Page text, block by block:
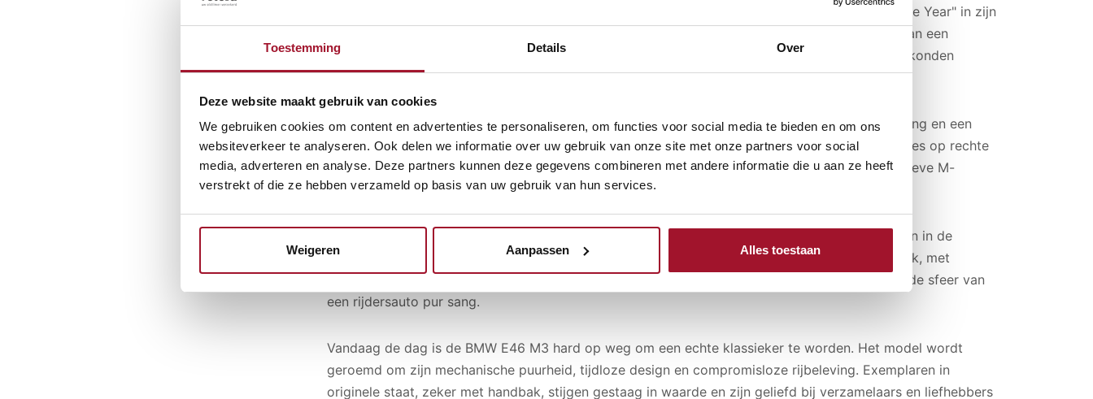
Toestemming Details Over
Deze website maakt gebruik van cookies
We gebruiken cookies om content en advertenties te personaliseren, om functies voor social media te bieden en om ons
websiteverkeer te analyseren. Ook delen we informatie over uw gebruik van onze site met onze partners voor social
media, adverteren en analyse. Deze partners kunnen deze gegevens combineren met andere informatie die u aan ze heeft
verstrekt of die ze hebben verzameld op basis van uw gebruik van hun services.
Weigeren Aanpassen Alles toestaan
verslavende soundtrack. De S54 werd meerdere keren bekroond tot "International Engine of the Year" in zijn
klasse, wat zijn uitzonderlijke technische kwaliteiten onderstreept. De motor was gekoppeld aan een
handgeschakelde zesbak of een geavanceerde SMG-sequentiële transmissie, waarmee rijders konden
genieten van een intense rijervaring.
Het chassis van de E46 M3 was verfijnd en uitgebalanceerd, met een perfecte gewichtsverdeling en een
scherp afgestemde wielophanging. Hierdoor bood de auto niet alleen indrukwekkende prestaties op rechte
stukken, maar ook een messcherp stuurgevoel in bochten. De achterwielaandrijving en het actieve M-
differentieel zorgden voor een speels maar controleerbaar rijgedrag.
Qua design onderscheidde de M3 zich met bredere wielkasten, specifieke bumpers, luchtinlaten in de
voorschermen en de kenmerkende dubbele uitlaat. Het interieur was sportief en luxueus tegelijk, met
optionele sportstoelen, M-specifieke instrumenten en hoogwaardige afwerking. Alles ademde de sfeer van
een rijdersauto pur sang.
Vandaag de dag is de BMW E46 M3 hard op weg om een echte klassieker te worden. Het model wordt
geroemd om zijn mechanische puurheid, tijdloze design en compromisloze rijbeleving. Exemplaren in
originele staat, zeker met handbak, stijgen gestaag in waarde en zijn geliefd bij verzamelaars en liefhebbers